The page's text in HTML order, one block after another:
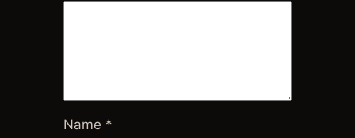
Name *